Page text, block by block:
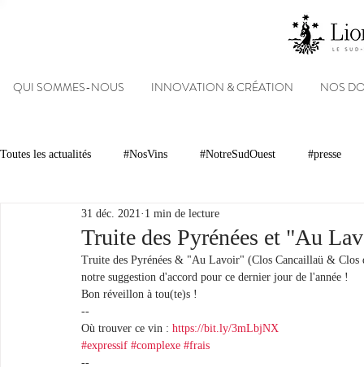
QUI SOMMES-NOUS INNOVATION & CRÉATION NOS
Toutes les actualités #NosVins #NotreSudOuest #presse
Chambre d’Amour Vins Armagnacs
Dégustations Evénements Réseaux sociaux
#NosDomaines
Truite des Pyrénées et "Au
31 déc. 2021 1 min de lecture
Truite des Pyrénées & "Au Lavoir" (Clos Cancaillaü &
notre suggestion d'accord pour ce dernier jour de l'année !
Bon réveillon à tou(te)s !
--
Où trouver ce vin : https://bit.ly/3mLbjNX
#expressif #complexe #frais
--